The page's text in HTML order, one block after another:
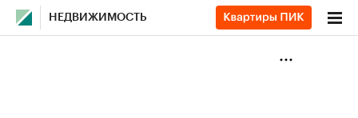
НЕДВИЖИМОСТЬ